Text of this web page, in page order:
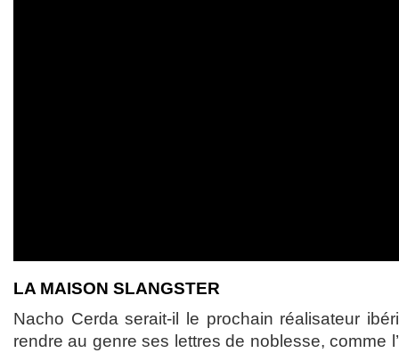
LA MAISON SLANGSTER
Nacho Cerda serait-il le prochain réalisateur
rendre au genre ses lettres de noblesse, comme